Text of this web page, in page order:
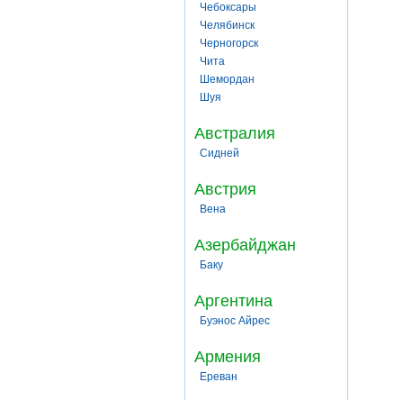
Чебоксары
Челябинск
Черногорск
Чита
Шемордан
Шуя
Австралия
Сидней
Австрия
Вена
Азербайджан
Баку
Аргентина
Буэнос Айрес
Армения
Ереван